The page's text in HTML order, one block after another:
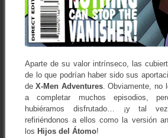
Aparte de su valor intrínseco, las
de lo que podrían haber sido sus
deX-Men Adventures. Obviamente, no
a completar muchos episodios,
hubiéramos disfrutado… ¡y tal
refiriéndonos a ellos como la versión
los Hijos del Átomo!